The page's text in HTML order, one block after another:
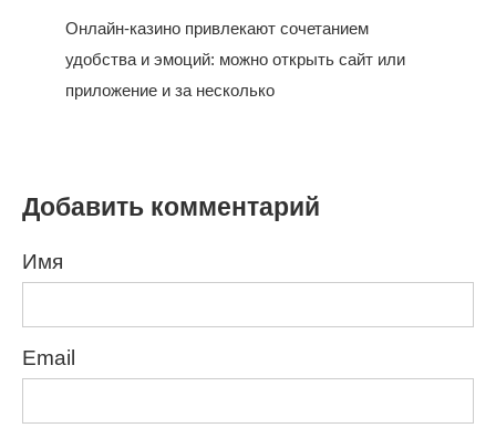
Онлайн-казино привлекают сочетанием
удобства и эмоций: можно открыть сайт или
приложение и за несколько
Добавить комментарий
Имя
Email